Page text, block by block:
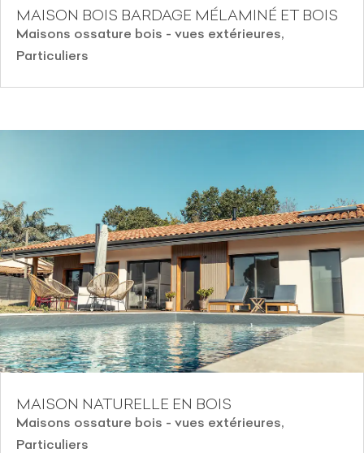
MAISON BOIS BARDAGE MÉLAMINÉ ET BOIS
Maisons ossature bois - vues extérieures,
Particuliers
MAISON NATURELLE EN BOIS
Maisons ossature bois - vues extérieures,
Particuliers